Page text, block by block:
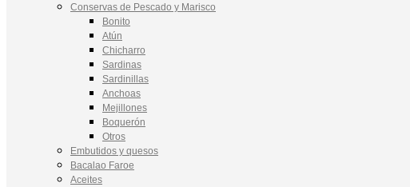
Conservas de Pescado y Marisco
Bonito
Atún
Chicharro
Sardinas
Sardinillas
Anchoas
Mejillones
Boquerón
Otros
Embutidos y quesos
Bacalao Faroe
Aceites